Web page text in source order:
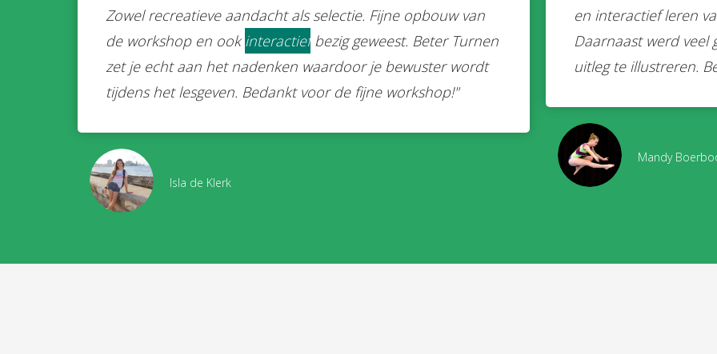
Zowel recreatieve aandacht als selectie. Fijne opbouw van
de workshop en ookinteractief bezig geweest. Beter Turnen
zet je echt aan het nadenken waardoor je bewuster wordt
tijdens het lesgeven. Bedankt voor de fijne workshop!"
Isla de Klerk
en interactief leren
Daarnaast werd veel
uitleg te illustreren.
Mandy